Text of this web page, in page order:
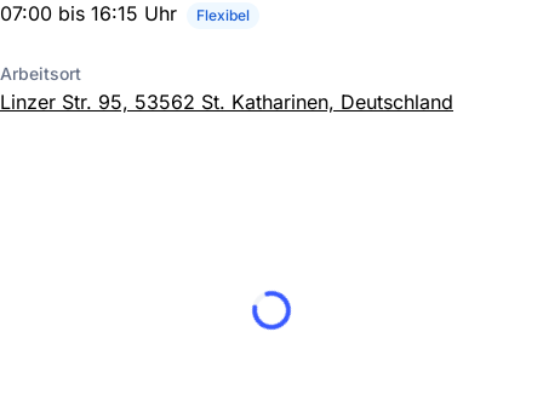
07:00 bis 16:15 Uhr Flexibel
Arbeitsort
Linzer Str. 95, 53562 St. Katharinen, Deutschland